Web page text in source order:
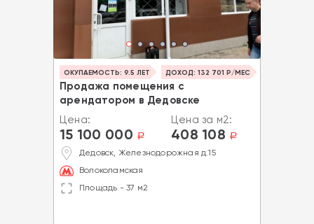
ОКУПАЕМОСТЬ: 9.5 ЛЕТ ДОХОД: 132 701 Р/МЕС
Продажа помещения с
арендатором в Дедовске
Цена:
15 100 000 a
Цена за м2:
408 108 a
Дедовск, Железнодорожная д.15
Волоколамская
Площадь - 37 м2